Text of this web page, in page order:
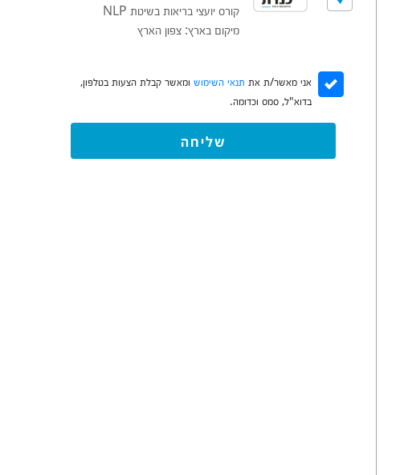
קורס יועצי בריאות בשיטת NLP
מיקום בארץ: צפון הארץ
אני מאשר/ת את תנאי השימוש ומאשר קבלת הצעות בטלפון,
בדוא"ל, סמס וכדומה.
שליחה